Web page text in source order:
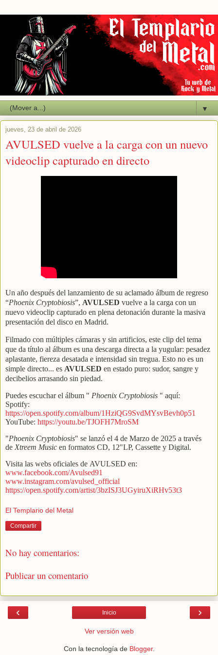
▼
jueves, 23 de abril de 2026
AVULSED vuelve a la carga con un nuevo
videoclip capturado en directo
Un año después del lanzamiento de su aclamado álbum de regreso
“Phoenix Cryptobiosis”, AVULSED vuelve a la carga con un
nuevo videoclip capturado en plena detonación durante la masiva
presentación del disco en Madrid.
Filmado con múltiples cámaras y sin artificios, este clip del tema
que da título al álbum es una descarga directa a la yugular: pesadez
aplastante, fiereza desatada e intensidad sin tregua. Esto no es un
simple directo... es AVULSED en estado puro: sudor, sangre y
decibelios arrasando sin piedad.
Puedes escuchar el álbum " Phoenix Cryptobiosis " aquí:
Spotify:
https://open.spotify.com/album/1HziQG9SvdMYsvBevh0p51
YouTube: https://youtu.be/TJOFH7MroSM
"Phoenix Cryptobiosis" se lanzó el 4 de Marzo de 2025 a través
de Xtreem Music en formatos CD, 12"LP, Cassette y Digital.
Visita las webs oficiales de AVULSED en:
www.facebook.com/Avulsed91
www.instagram.com/avulsed_official
https://open.spotify.com/artist/3bzISJ3UGyiruXiRHv53t3
El Templario del Metal
Compartir
No hay comentarios:
Publicar un comentario
‹ ›
Inicio
Ver versión web
Con la tecnología de Blogger.